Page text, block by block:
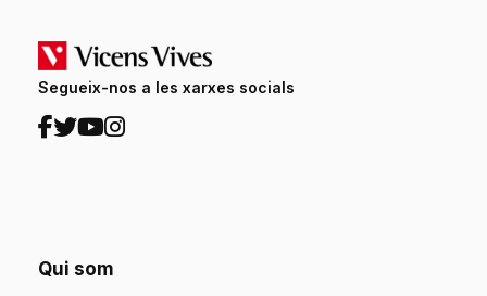
Segueix-nos a les xarxes socials
Qui som